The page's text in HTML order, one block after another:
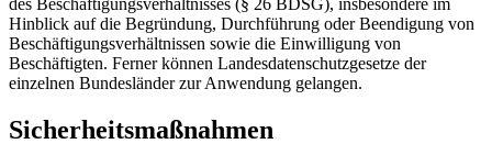
des Beschäftigungsverhältnisses (§ 26 BDSG), insbesondere im
Hinblick auf die Begründung, Durchführung oder Beendigung von
Beschäftigungsverhältnissen sowie die Einwilligung von
Beschäftigten. Ferner können Landesdatenschutzgesetze der
einzelnen Bundesländer zur Anwendung gelangen.
Sicherheitsmaßnahmen